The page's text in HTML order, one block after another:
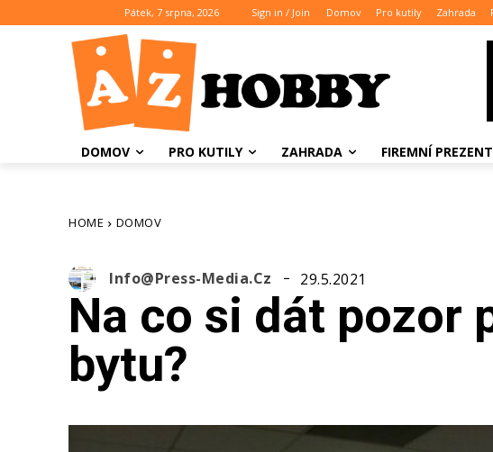
Pátek, 7 srpna, 2026 Sign in / Join Domov Pro kutily Zahrada
DOMOV PRO KUTILY ZAHRADA FIREMNÍ
HOME DOMOV
Info@press-Media.cz 29.5.2021
Na co si dát pozor
bytu?